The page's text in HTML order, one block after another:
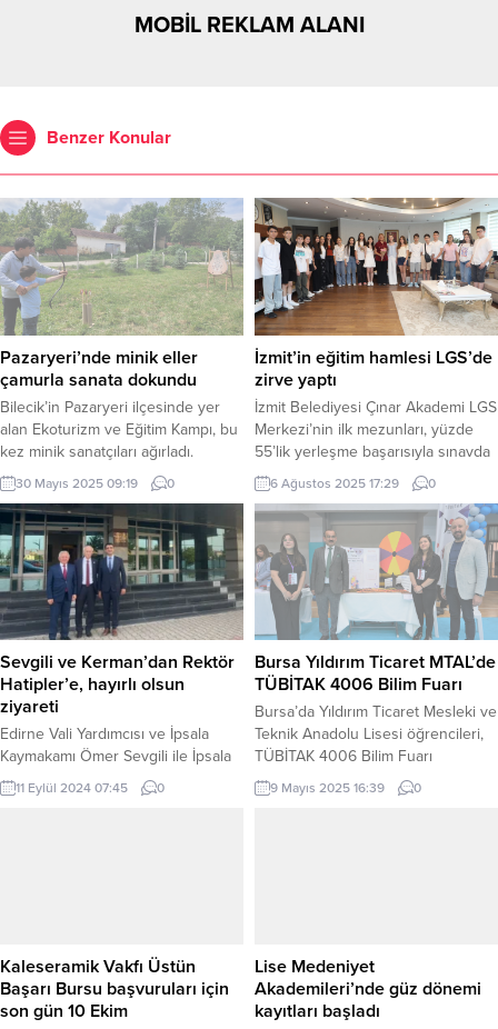
MOBİL REKLAM ALANI
Benzer Konular
Pazaryeri’nde minik eller
çamurla sanata dokundu
Bilecik’in Pazaryeri ilçesinde yer
alan Ekoturizm ve Eğitim Kampı, bu
kez minik sanatçıları ağırladı.
Osmaneli İlkokulu öğrencileri, kamp
bünyesinde düzenlenen etkinlikte
çömlek çamuru ile ilk kez tanışarak
geleneksel el sanatlarıyla buluştu.
Pazaryeri Gündem / BİLECİK (İGFA)
– Pazaryeri İlçe Milli Eğitim
Müdürlüğü tarafından 2021 yılında
hayata geçirilen proje kapsamında
Küçükelmalı...
30 Mayıs 2025 09:19 0
İzmit’in eğitim hamlesi LGS’de
zirve yaptı
İzmit Belediyesi Çınar Akademi LGS
Merkezi’nin ilk mezunları, yüzde
55’lik yerleşme başarısıyla sınavda
göz doldurdu. Öğrencileri
makamında misafir eden Fatma
Başkan, “Sizlerle gurur duyuyoruz”
dedi KOCAELİ (İGFA) – İzmit
Belediyesi bünyesinde kurulan Ali
& Nazile Yıldız Çınar Akademi LGS
Merkezi’nin ilk mezunları, Liselere
Geçiş Sınavı’nda (LGS) büyük bir
başarıya imza...
6 Ağustos 2025 17:29 0
Sevgili ve Kerman’dan Rektör
Hatipler’e, hayırlı olsun
ziyareti
Edirne Vali Yardımcısı ve İpsala
Kaymakamı Ömer Sevgili ile İpsala
Belediye Başkanı Mehmet
Kerman Trakya Üniversitesi
Sevgili ile Trakya Üniversitesi’nin
yeni Rektörü Prof. Dr. Mustafa
Hatipler’e hayırlı olsun ziyaretinde
bulunduk....
11 Eylül 2024 07:45 0
Bursa Yıldırım Ticaret MTAL’de
TÜBİTAK 4006 Bilim Fuarı
Bursa’da Yıldırım Ticaret Mesleki ve
Teknik Anadolu Lisesi öğrencileri,
TÜBİTAK 4006 Bilim Fuarı
kapsamında hazırladıkları projeleri
8 Mayıs tarihinde okulda
Yardımcısı Mustafa Korkmaz,
Yıldırım İlçe...
9 Mayıs 2025 16:39 0
Kaleseramik Vakfı Üstün
Başarı Bursu başvuruları için
son gün 10 Ekim
Lise Medeniyet
Akademileri’nde güz dönemi
kayıtları başladı